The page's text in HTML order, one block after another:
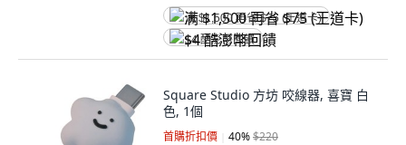
满 $1,500 再省 $75 (王道卡)
$4 酷澎幣回饋
Square Studio 方坊 咬線器, 喜寶 白
色, 1個
首購折扣價 40%$220